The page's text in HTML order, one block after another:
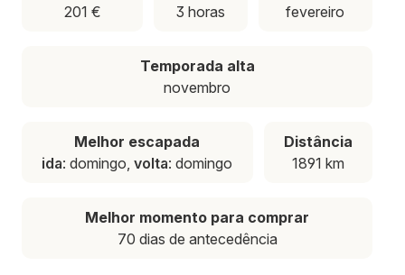
201 €
3 horas
fevereiro
Temporada alta
novembro
Melhor escapada
ida: domingo,volta: domingo
Distância
1891 km
Melhor momento para comprar
70 dias de antecedência